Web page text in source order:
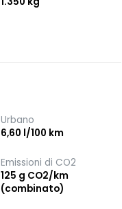
Urbano
6,60 l/100 km
Emissioni di CO2
125 g CO2/km
(combinato)